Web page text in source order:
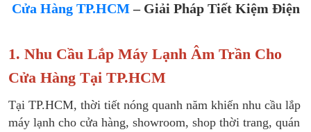
t
Cửa Hàng TP.HCM– Giải Pháp Tiết Kiệm Điện
1. Nhu Cầu Lắp Máy Lạnh Âm Trần Cho
Cửa Hàng Tại TP.HCM
Tại TP.HCM, thời tiết nóng quanh năm khiến nhu cầu lắp
máy lạnh cho cửa hàng, showroom, shop thời trang, quán